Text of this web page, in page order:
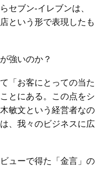
セブン‐イレブンは、
という形で表現したも
強いのか？
「お客にとっての当た
とにある。この点をシ
敏文という経営者なの
、我々のビジネスに広
ューで得た「金言」の